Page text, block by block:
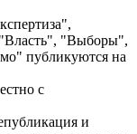
"Выборы",
публикуются на
с
и